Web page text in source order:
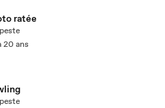
ratée
20 ans